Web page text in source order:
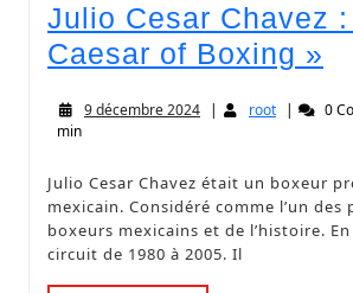
Julio Cesar Chavez
Caesar of Boxing »
9 décembre 2024 | root | 0
min
Julio Cesar Chavez était un boxeur professionnel
mexicain. Considéré comme l’un des
boxeurs mexicains et de l’histoire.
circuit de 1980 à 2005. Il